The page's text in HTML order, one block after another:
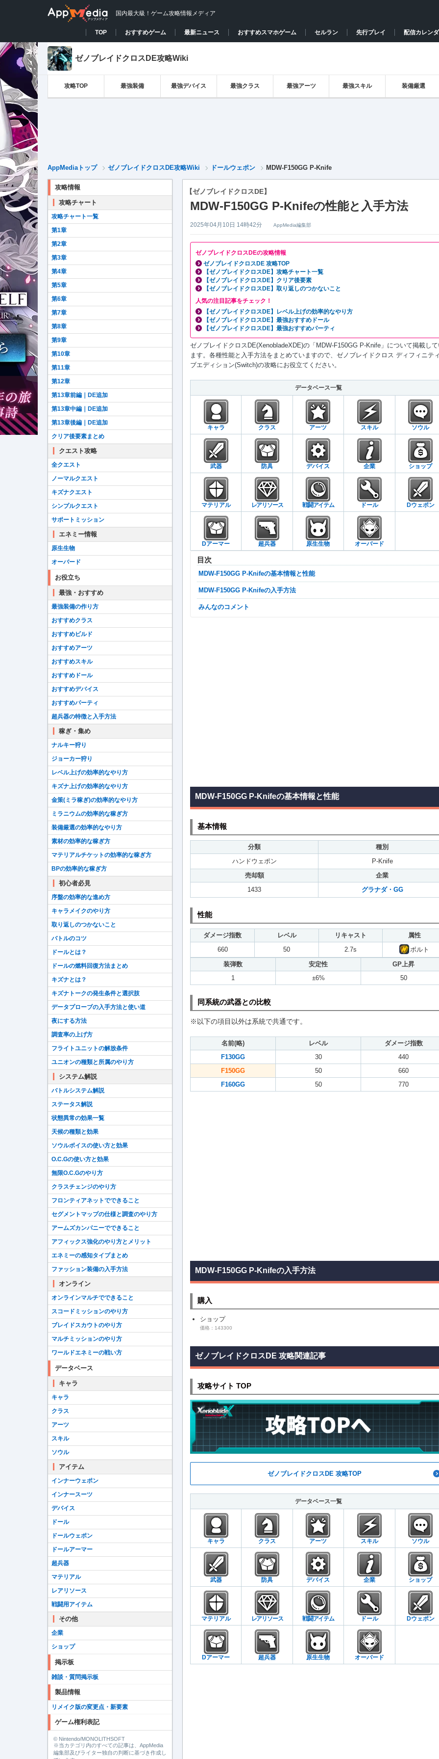
国内最大級！ゲーム攻略情報メディア
TOP おすすめゲーム 最新ニュース おすすめスマホゲーム セルラン 先行プレイ 配信カレン
ゼノブレイドクロスDE攻略Wiki
攻略TOP 最強装備 最強デバイス 最強クラス 最強アーツ 最強スキル 装備厳選
AppMediaトップ ゼノブレイドクロスDE攻略Wiki ドールウェポン MDW-F150GG P-Knife
【ゼノブレイドクロスDE】
MDW-F150GG P-Knifeの性能と入手方法
2025年04月10日 14時42分 AppMedia編集部
ゼノブレイドクロスDEの攻略情報
ゼノブレイドクロスDE 攻略TOP
【ゼノブレイドクロスDE】攻略チャート一覧
【ゼノブレイドクロスDE】クリア後要素
【ゼノブレイドクロスDE】取り返しのつかないこと
人気の注目記事をチェック！
【ゼノブレイドクロスDE】レベル上げの効率的なやり方
【ゼノブレイドクロスDE】最強おすすめドール
【ゼノブレイドクロスDE】最強おすすめパーティ
ゼノブレイドクロスDE(XenobladeXDE)の「MDW-F150GG P-Knife」について掲載し
ます。各種性能と入手方法をまとめていますので、ゼノブレイドクロス ディフィニティ
ブエディション(Switch)の攻略にお役立てください。
データベース一覧
キャラ クラス アーツ スキル ソウル
武器 防具 デバイス 企業 ショップ
マテリアル レアリソース 戦闘アイテム ドール Dウェポン
Dアーマー 超兵器 原生生物 オーバード
目次
MDW-F150GG P-Knifeの基本情報と性能
MDW-F150GG P-Knifeの入手方法
みんなのコメント
MDW-F150GG P-Knifeの基本情報と性能
基本情報
分類
種別
ハンドウェポン
P-Knife
売却額
企業
1433
グラナダ・GG
性能
ダメージ指数 レベル リキャスト
属性
660
50 2.7s
ボルト
装弾数
安定性
GP上昇
1
±6% 50
同系統の武器との比較
※以下の項目以外は系統で共通です。
名前(略) レベル
ダメージ指数
F130GG
30
440
F150GG
50
660
F160GG
50 770
MDW-F150GG P-Knifeの入手方法
購入
ショップ
価格：143300
ゼノブレイドクロスDE 攻略関連記事
攻略サイト TOP
ゼノブレイドクロスDE 攻略TOP
データベース一覧
キャラ クラス アーツ スキル ソウル
武器 防具 デバイス 企業 ショップ
マテリアル レアリソース 戦闘アイテム ドール Dウェポン
Dアーマー 超兵器 原生生物 オーバード
攻略情報
攻略チャート
攻略チャート一覧
第1章
第2章
第3章
第4章
第5章
第6章
第7章
第8章
第9章
第10章
第11章
第12章
第13章前編｜DE追加
第13章中編｜DE追加
第13章後編｜DE追加
クリア後要素まとめ
クエスト攻略
全クエスト
ノーマルクエスト
キズナクエスト
シンプルクエスト
サポートミッション
エネミー情報
原生生物
オーバード
お役立ち
最強・おすすめ
最強装備の作り方
おすすめクラス
おすすめビルド
おすすめアーツ
おすすめスキル
おすすめドール
おすすめデバイス
おすすめパーティ
超兵器の特徴と入手方法
稼ぎ・集め
ナルキー狩り
ジョーカー狩り
レベル上げの効率的なやり方
キズナ上げの効率的なやり方
金策(ミラ稼ぎ)の効率的なやり方
ミラニウムの効率的な稼ぎ方
装備厳選の効率的なやり方
素材の効率的な稼ぎ方
マテリアルチケットの効率的な稼ぎ方
BPの効率的な稼ぎ方
初心者必見
序盤の効率的な進め方
キャラメイクのやり方
取り返しのつかないこと
バトルのコツ
ドールとは？
ドールの燃料回復方法まとめ
キズナとは？
キズナトークの発生条件と選択肢
データプローブの入手方法と使い道
夜にする方法
調査率の上げ方
フライトユニットの解放条件
ユニオンの種類と所属のやり方
システム解説
バトルシステム解説
ステータス解説
状態異常の効果一覧
天候の種類と効果
ソウルボイスの使い方と効果
O.C.Gの使い方と効果
無限O.C.Gのやり方
クラスチェンジのやり方
フロンティアネットでできること
セグメントマップの仕様と調査のやり方
アームズカンパニーでできること
アフィックス強化のやり方とメリット
エネミーの感知タイプまとめ
ファッション装備の入手方法
オンライン
オンラインマルチでできること
スコードミッションのやり方
ブレイドスカウトのやり方
マルチミッションのやり方
ワールドエネミーの戦い方
データベース
キャラ
キャラ
クラス
アーツ
スキル
ソウル
アイテム
インナーウェポン
インナースーツ
デバイス
ドール
ドールウェポン
ドールアーマー
超兵器
マテリアル
レアリソース
戦闘用アイテム
その他
企業
ショップ
掲示板
雑談・質問掲示板
製品情報
リメイク版の変更点・新要素
ゲーム権利表記
© Nintendo/MONOLITHSOFT
※当カテゴリ内のすべての記事は、AppMedia
編集部及びライター独自の判断に基づき作成し